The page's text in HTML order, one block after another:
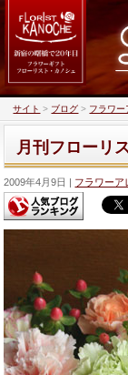
サイト > ブログ > フラワー
月刊フローリ
2009年4月9日 フラワーア